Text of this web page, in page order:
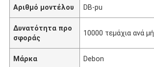
Αριθμό μοντέλου DB-pu
Δυνατότητα προ
σφοράς
10000 τεμάχια ανά
Μάρκα Debon